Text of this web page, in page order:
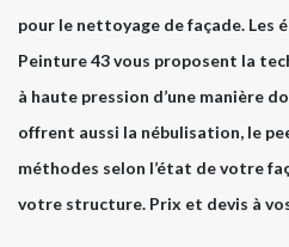
pour le nettoyage de façade. Les
Peinture 43 vous proposent la
à haute pression d’une manière
offrent aussi la nébulisation, le
méthodes selon l’état de votre
votre structure. Prix et devis à